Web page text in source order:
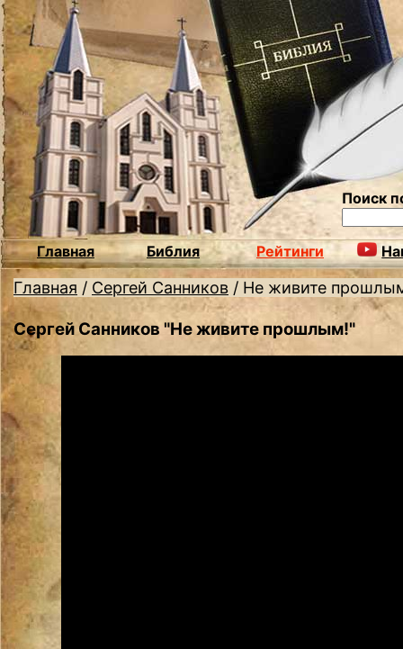
Поиск
Главная Библия Рейтинги
Главная / Сергей Санников / Не живите
Сергей Санников "Не живите прошлым!"